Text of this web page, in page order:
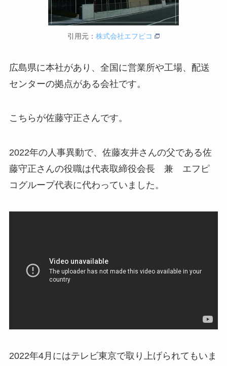
引用元： 株式会社エフピコ
広島県に本社があり、全国に営業所や工場、配送
センターの拠点がある会社です。
こちらが佐藤守正さんです。
2022年の人事異動で、佐藤友井さんの父である佐
藤守正さんの役職は代表取締役会長 兼 エフピ
コグループ代表に代わっていました。
2022年4月にはテレビ東京で取り上げられてもいま